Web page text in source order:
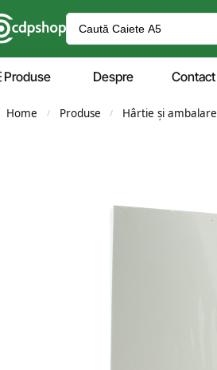
Produse Despre Contact
Home / Produse / Hârtie și ambalare